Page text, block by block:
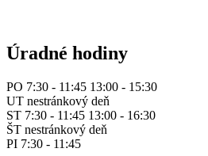
Úradné hodiny
PO 7:30 - 11:45 13:00 - 15:30
UT nestránkový deň
ST 7:30 - 11:45 13:00 - 16:30
ŠT nestránkový deň
PI 7:30 - 11:45